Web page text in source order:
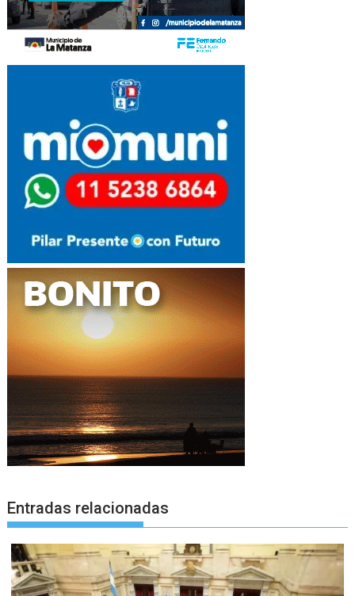
Entradas relacionadas